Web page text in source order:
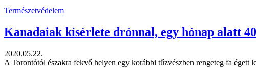
Természetvédelem
Kanadaiak kísérlete drónnal, egy hónap alatt
2020.05.22.
A Torontótól északra fekvő helyen egy korábbi tűzvészben rengeteg fa